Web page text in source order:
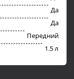
Да
Да
Передний
1.5 л